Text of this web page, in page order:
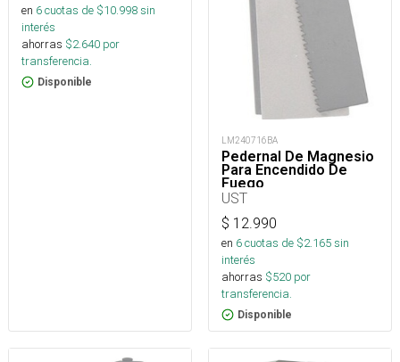
en 6cuotas de $10.998sin
interés
ahorras $2.640 por
transferencia.
Disponible
LM240716BA
Pedernal De Magnesio
Para Encendido De
Fuego
UST
$ 12.990
en 6cuotas de $2.165sin
interés
ahorras $520 por
transferencia.
Disponible